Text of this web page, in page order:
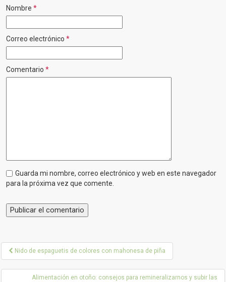
Nombre *
Correo electrónico *
Comentario *
Guarda mi nombre, correo electrónico y web en este navegador
para la próxima vez que comente.
P
o
Nido de espaguetis de colores con mahonesa de piña
Alimentación en otoño: consejos para remineralizarnos y subir las